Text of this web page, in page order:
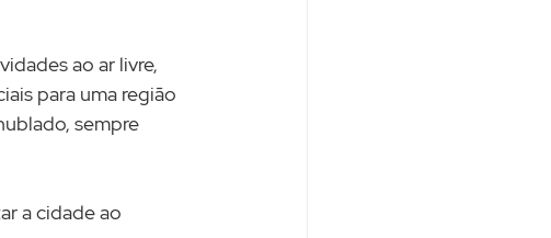
ao ar livre,
para uma região
sempre
a cidade ao